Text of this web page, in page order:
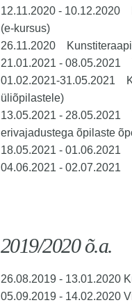
12.11.2020 - 10.12.2020
(e-kursus)
26.11.2020
21.01.2021 - 08.05.2021
01.02.2021-31.05.2021
üliõpilastele)
13.05.2021 - 28.05.2021
erivajadustega õpilaste
18.05.2021 - 01.06.2021
04.06.2021 - 02.07.2021
2019/2020 õ.a.
26.08.2019 - 13.01.2020
05.09.2019 - 14.02.2020